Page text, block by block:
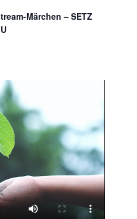
Märchen – SETZ